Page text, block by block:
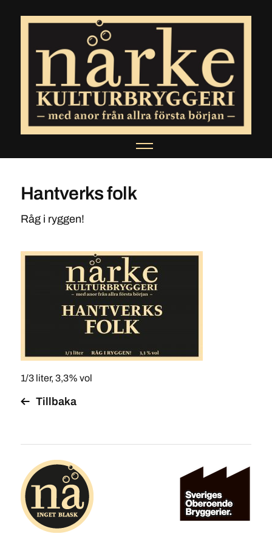
Hantverks folk
Råg i ryggen!
1/3 liter, 3,3% vol
Tillbaka